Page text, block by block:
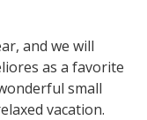
and we will
as a favorite
small
vacation.